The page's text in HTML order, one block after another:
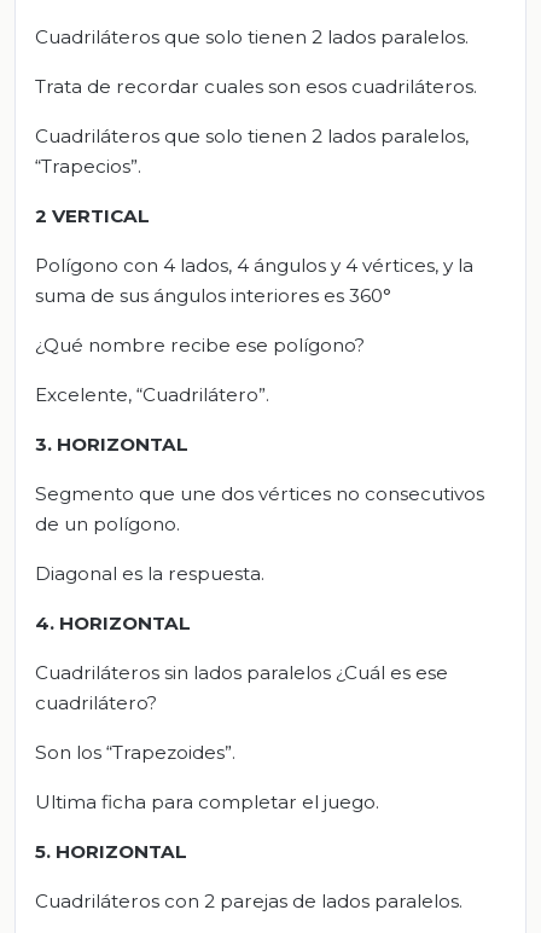
Cuadriláteros que solo tienen 2 lados paralelos.
Trata de recordar cuales son esos cuadriláteros.
Cuadriláteros que solo tienen 2 lados paralelos,
“Trapecios”.
2 VERTICAL
Polígono con 4 lados, 4 ángulos y 4 vértices, y la
suma de sus ángulos interiores es 360°
¿Qué nombre recibe ese polígono?
Excelente, “Cuadrilátero”.
3. HORIZONTAL
Segmento que une dos vértices no consecutivos
de un polígono.
Diagonal es la respuesta.
4. HORIZONTAL
Cuadriláteros sin lados paralelos ¿Cuál es ese
cuadrilátero?
Son los “Trapezoides”.
Ultima ficha para completar el juego.
5. HORIZONTAL
Cuadriláteros con 2 parejas de lados paralelos.